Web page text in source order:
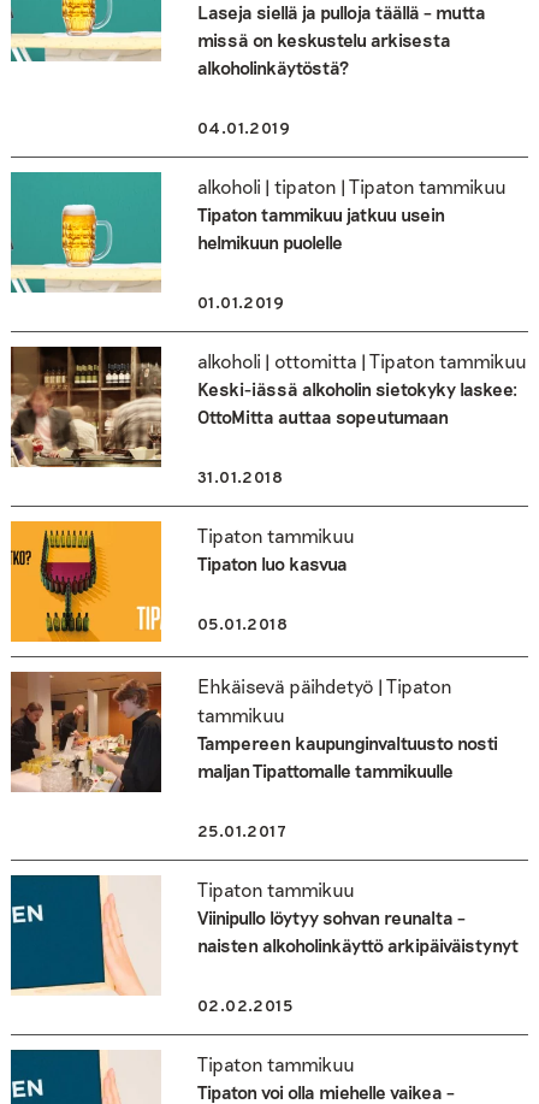
Laseja siellä ja pulloja täällä – mutta
missä on keskustelu arkisesta
alkoholinkäytöstä?
04.01.2019
alkoholi | tipaton | Tipaton tammikuu
Tipaton tammikuu jatkuu usein
helmikuun puolelle
01.01.2019
alkoholi | ottomitta | Tipaton tammikuu
Keski-iässä alkoholin sietokyky laskee:
OttoMitta auttaa sopeutumaan
31.01.2018
Tipaton tammikuu
Tipaton luo kasvua
05.01.2018
Ehkäisevä päihdetyö | Tipaton
tammikuu
Tampereen kaupunginvaltuusto nosti
maljan Tipattomalle tammikuulle
25.01.2017
Tipaton tammikuu
Viinipullo löytyy sohvan reunalta –
naisten alkoholinkäyttö arkipäiväistynyt
02.02.2015
Tipaton tammikuu
Tipaton voi olla miehelle vaikea –